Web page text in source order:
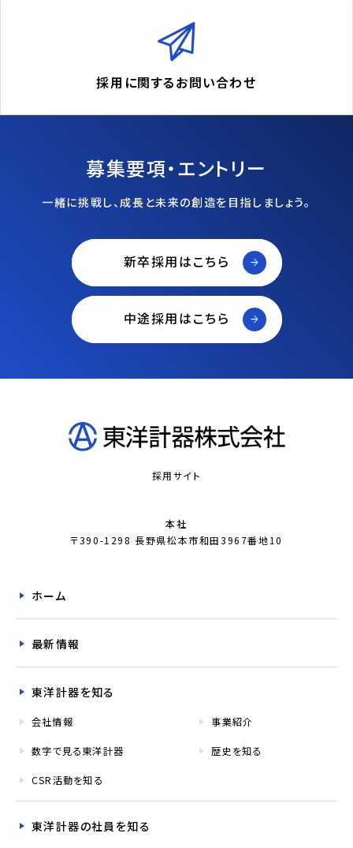
採用に関するお問い合わせ
募集要項・エントリー
一緒に挑戦し、成長と未来の創造を目指しましょう。
新卒採用はこちら
中途採用はこちら
採用サイト
本社
〒390-1298 長野県松本市和田3967番地10
ホーム
最新情報
東洋計器を知る
会社情報 事業紹介
数字で見る東洋計器 歴史を知る
CSR活動を知る
東洋計器の社員を知る